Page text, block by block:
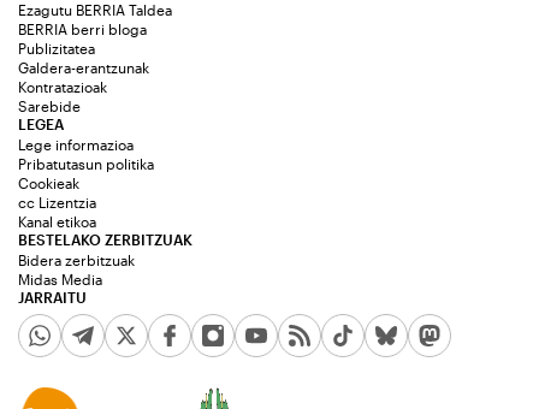
Ezagutu BERRIA Taldea
BERRIA berri bloga
Publizitatea
Galdera-erantzunak
Kontratazioak
Sarebide
JARRAITU
LEGEA
Lege informazioa
Pribatutasun politika
Cookieak
cc Lizentzia
Kanal etikoa
BESTELAKO ZERBITZUAK
Bidera zerbitzuak
Midas Media